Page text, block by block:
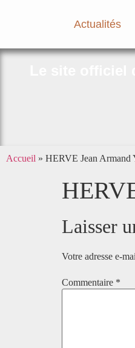
Actualités
Accueil » HERVE Jean Armand
Laisser
Votre adresse e-
Commentaire *